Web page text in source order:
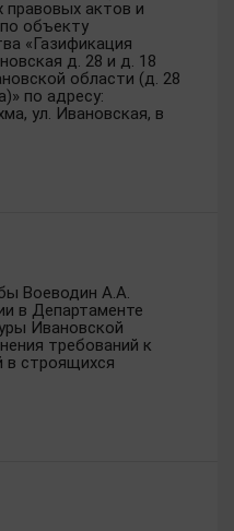
правовых актов и
объекту
«Газификация
д. 28 и д. 18
области (д. 28
по адресу:
ул. Ивановская, в
Воеводин А.А.
в Департаменте
Ивановской
требований к
в строящихся